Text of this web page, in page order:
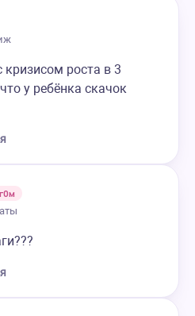
роста в 3
у ребёнка скачок